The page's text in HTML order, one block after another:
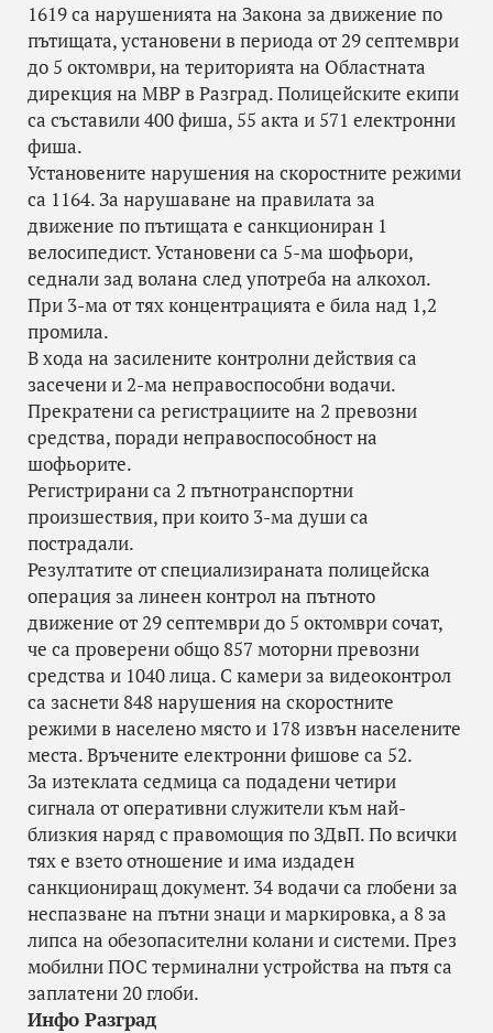
1619 са нарушенията на Закона за движение по
пътищата, установени в периода от 29 септември
до 5 октомври, на територията на Областната
дирекция на МВР в Разград. Полицейските eкипи
са съставили 400 фиша, 55 акта и 571 електронни
фиша.
Установените нарушения на скоростните режими
са 1164. За нарушаване на правилата за
движение по пътищата е санкциониран 1
велосипедист. Установени са 5-ма шофьори,
седнали зад волана след употреба на алкохол.
При 3-ма от тях концентрацията е била над 1,2
промила.
В хода на засилените контролни действия са
засечени и 2-ма неправоспособни водачи.
Прекратени са регистрациите на 2 превозни
средства, поради неправоспособност на
шофьорите.
Регистрирани са 2 пътнотранспортни
произшествия, при които 3-ма души са
пострадали.
Резултатите от специализираната полицейска
операция за линеен контрол на пътното
движение от 29 септември до 5 октомври сочат,
че са проверени общо 857 моторни превозни
средства и 1040 лица. С камери за видеоконтрол
са заснети 848 нарушения на скоростните
режими в населено място и 178 извън населените
места. Връчените електронни фишове са 52.
За изтеклата седмица са подадени четири
сигнала от оперативни служители към най-
близкия наряд с правомощия по ЗДвП. По всички
тях е взето отношение и има издаден
санкциониращ документ. 34 водачи са глобени за
неспазване на пътни знаци и маркировка, а 8 за
липса на обезопасителни колани и системи. През
мобилни ПОС терминални устройства на пътя са
заплатени 20 глоби.
Инфо Разград